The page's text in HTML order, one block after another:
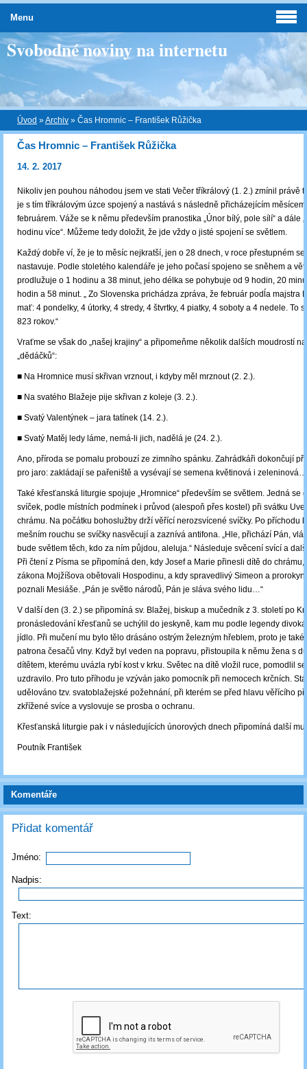
Svobodné noviny na internetu
Úvod »Archiv » Čas Hromnic – František Růžička
Čas Hromnic – František Růžička
14. 2. 2017
Nikoliv jen pouhou náhodou jsem ve stati Večer tříkrálový (1. 2.) zmínil právě
je s tím tříkrálovým úzce spojený a nastává s následně přicházejícím
februárem. Váže se k němu především pranostika „Únor bílý, pole sílí“ a dále
hodinu více“. Můžeme tedy doložit, že jde vždy o jisté spojení se světlem.
Každý dobře ví, že je to měsíc nejkratší, jen o 28 dnech, v roce přestupném
nastavuje. Podle stoletého kalendáře je jeho počasí spojeno se sněhem a
prodlužuje o 1 hodinu a 38 minut, jeho délka se pohybuje od 9 hodin, 20
hodin a 58 minut. „ Zo Slovenska prichádza zpráva, že február podĺa majstra
mať: 4 pondelky, 4 útorky, 4 stredy, 4 štvrtky, 4 piatky, 4 soboty a 4 nedele. To
823 rokov.“
Vraťme se však do „našej krajiny“ a připomeňme několik dalších moudrostí
„dědáčků“:
■ Na Hromnice musí skřivan vrznout, i kdyby měl mrznout (2. 2.).
■ Na svatého Blažeje pije skřivan z koleje (3. 2.).
■ Svatý Valentýnek – jara tatínek (14. 2.).
■ Svatý Matěj ledy láme, nemá-li jich, nadělá je (24. 2.).
Ano, příroda se pomalu probouzí ze zimního spánku. Zahrádkáři dokončují
pro jaro: zakládají se pařeniště a vysévají se semena květinová i zeleninová…
Také křesťanská liturgie spojuje „Hromnice“ především se světlem. Jedná se
svíček, podle místních podmínek i průvod (alespoň přes kostel) při svátku
chrámu. Na počátku bohoslužby drží věřící nerozsvícené svíčky. Po příchodu
mešním rouchu se svíčky nasvěcují a zaznívá antifona. „Hle, přichází Pán,
bude světlem těch, kdo za ním půjdou, aleluja.“ Následuje svěcení svící a
Při čtení z Písma se připomíná den, kdy Josef a Marie přinesli dítě do
zákona Mojžíšova obětovali Hospodinu, a kdy spravedlivý Simeon a
poznali Mesiáše. „Pán je světlo národů, Pán je sláva svého lidu…“
V další den (3. 2.) se připomíná sv. Blažej, biskup a mučedník z 3. století po
pronásledování křesťanů se uchýlil do jeskyně, kam mu podle legendy
jídlo. Při mučení mu bylo tělo drásáno ostrým železným hřeblem, proto je
patrona česačů vlny. Když byl veden na popravu, přistoupila k němu žena s
dítětem, kterému uvázla rybí kost v krku. Světec na dítě vložil ruce, pomodlil
uzdravilo. Pro tuto příhodu je vzýván jako pomocník při nemocech krčních.
udělováno tzv. svatoblažejské požehnání, při kterém se před hlavu věřícího
zkřížené svíce a vyslovuje se prosba o ochranu.
Křesťanská liturgie pak i v následujících únorových dnech připomíná další
Poutník František
Komentáře
Přidat komentář
Jméno:
Nadpis:
Text:
Menu